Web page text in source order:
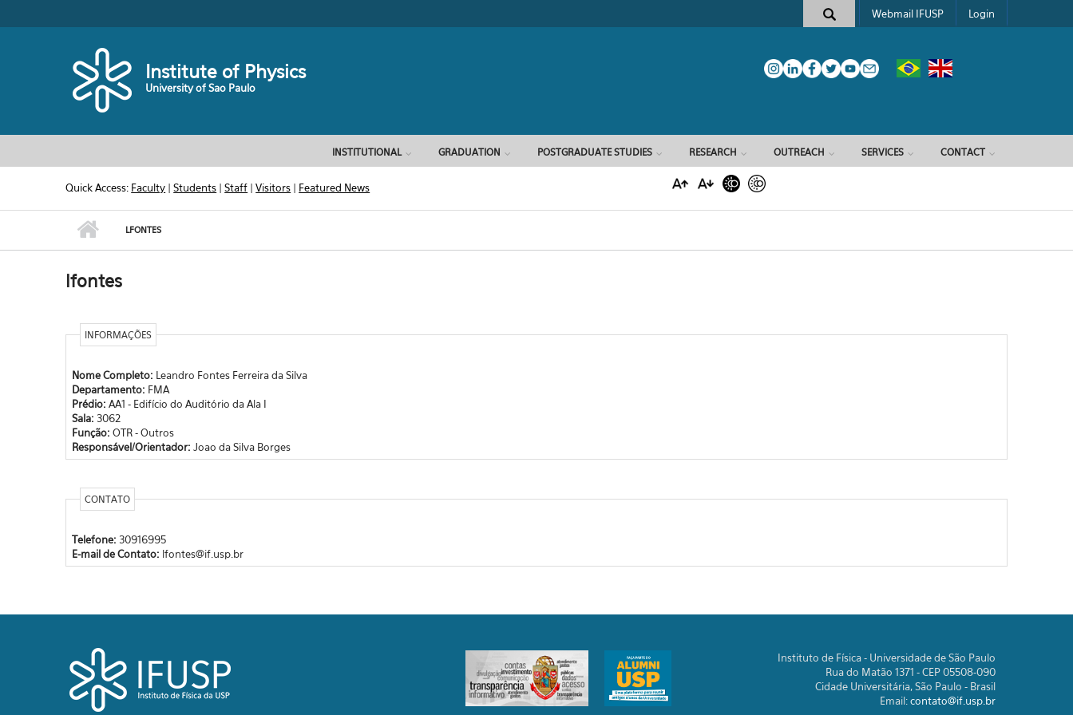
Search form
Webmail IFUSP Login
Institute of Physics
University of Sao Paulo
INSTITUTIONAL GRADUATION POSTGRADUATE STUDIES RESEARCH OUTREACH SERVICES CONTACT
Quick Access: Faculty |Students |Staff |Visitors | Featured News
LFONTES
lfontes
INFORMAÇÕES
Nome Completo: Leandro Fontes Ferreira da Silva
Departamento: FMA
Prédio: AA1 - Edifício do Auditório da Ala I
Sala: 3062
Função: OTR - Outros
Responsável/Orientador: Joao da Silva Borges
CONTATO
Telefone: 30916995
E-mail de Contato: lfontes@if.usp.br
Instituto de Física - Universidade de São Paulo
Rua do Matão 1371 - CEP 05508-090
Cidade Universitária, São Paulo - Brasil
Email:contato@if.usp.br